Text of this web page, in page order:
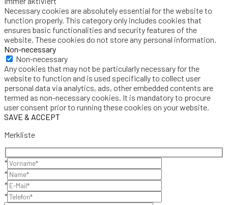
Necessary cookies are absolutely essential for the website to
function properly. This category only includes cookies that
ensures basic functionalities and security features of the
website. These cookies do not store any personal information.
Non-necessary
Non-necessary
Any cookies that may not be particularly necessary for the
website to function and is used specifically to collect user
personal data via analytics, ads, other embedded contents are
termed as non-necessary cookies. It is mandatory to procure
user consent prior to running these cookies on your website.
SAVE & ACCEPT
Merkliste
*
*
*
*